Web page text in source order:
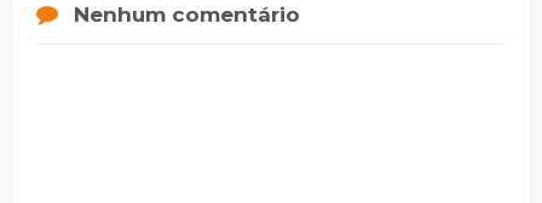
Nenhum comentário